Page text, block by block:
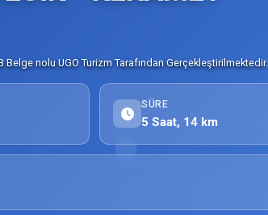
Belge nolu UGO Turizm Tarafından Gerçekleştirilmektedir.
SÜRE
5 Saat, 14 km